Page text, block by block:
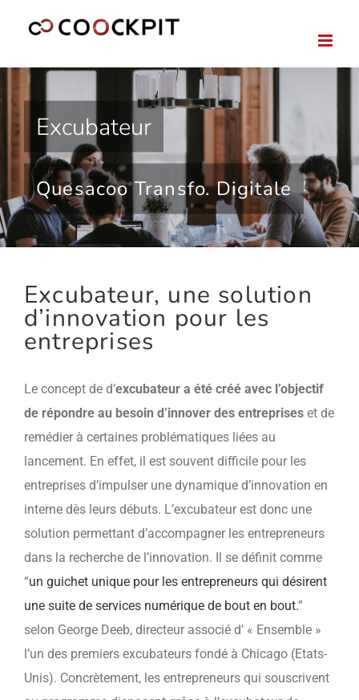
Excubateur
Quesacoo Transfo. Digitale
Excubateur, une solution
d’innovation pour les
entreprises
Le concept de d’excubateur a été créé avec l’objectif
de répondre au besoin d’innover des entrepriseset de
remédier à certaines problématiques liées au
lancement. En effet, il est souvent difficile pour les
entreprises d’impulser une dynamique d’innovation en
interne dès leurs débuts. L’excubateur est donc une
solution permettant d’accompagner les entrepreneurs
dans la recherche de l’innovation. Il se définit comme
“un guichet unique pour les entrepreneurs qui désirent
une suite de services numérique de bout en bout.”
selon George Deeb, directeur associé d’ « Ensemble »
l’un des premiers excubateurs fondé à Chicago (Etats-
Unis). Concrètement, les entrepreneurs qui souscrivent